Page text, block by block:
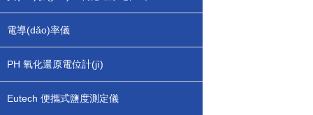
電導(dǎo)率儀
PH 氧化還原電位計(jì)
Eutech 便攜式鹽度測定儀